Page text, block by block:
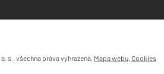
s., všechna práva vyhrazena, Mapa webu, Cookies